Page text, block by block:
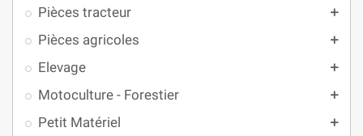
Pièces tracteur add
Pièces agricoles add
Elevage add
Motoculture - Forestier add
Petit Matériel add